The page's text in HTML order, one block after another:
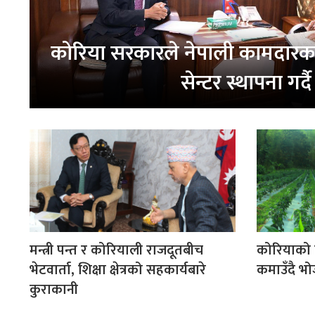
कोरिया सरकारले नेपाली
सेन्टर स्थापना गर्दै
मन्त्री पन्त र कोरियाली राजदूतबीच
भेटवार्ता, शिक्षा क्षेत्रको सहकार्यबारे
कुराकानी
कमाउँदै